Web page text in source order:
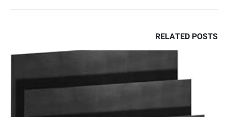
RELATED POSTS